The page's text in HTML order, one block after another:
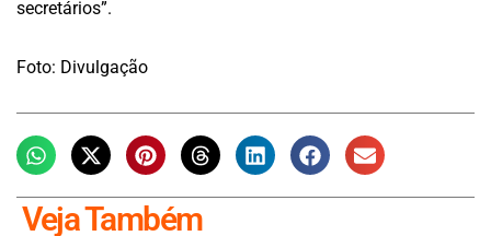
secretários”.
Foto: Divulgação
Veja Também